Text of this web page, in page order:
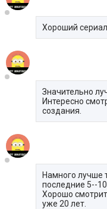
Хороший
Значительно
Интересно
создания.
Намного лучше
последние 5--
Хорошо
уже 20 лет.